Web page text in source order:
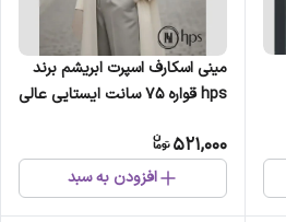
مینی اسکارف اسپرت ابریشم برند
hps قواره 75 سانت ایستایی عالی
521,000
افزودن به سبد